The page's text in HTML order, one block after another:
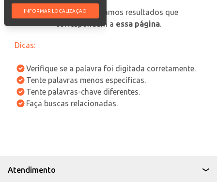
INFORMAR LOCALIZAÇÃO
oops, não encontramos resultados que
correspondam a essa página.
Dicas:
Verifique se a palavra foi digitada corretamente.
Tente palavras menos específicas.
Tente palavras-chave diferentes.
Faça buscas relacionadas.
Atendimento